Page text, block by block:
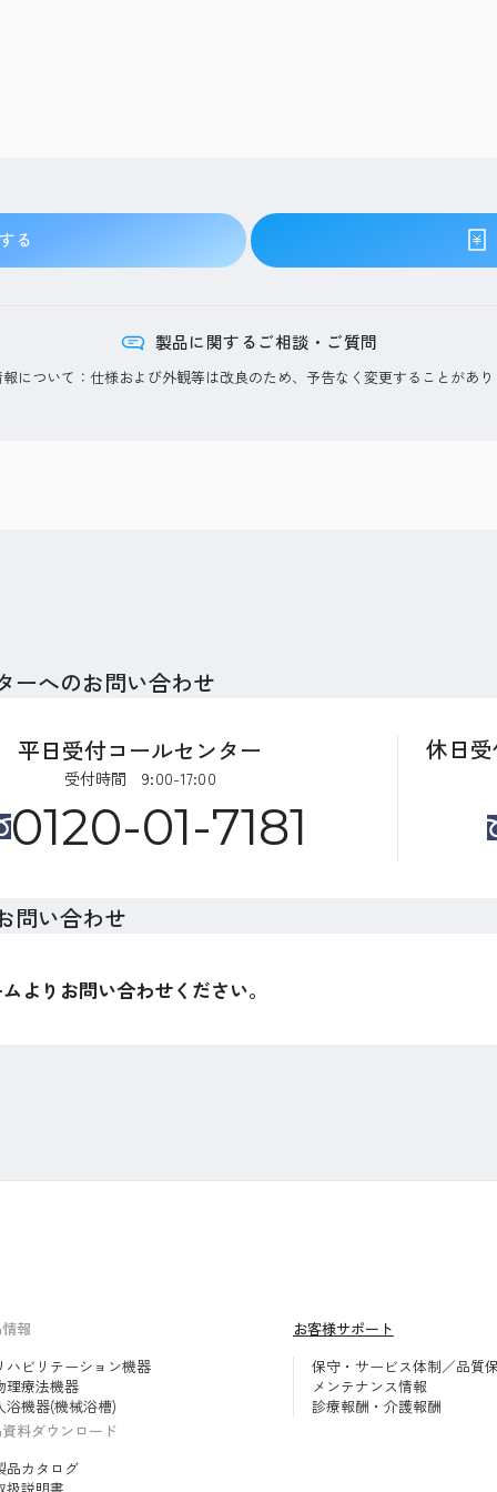
る
製品に関するご相談・ご質問
について：仕様および外観等は改良のため、予告なく変更することがあ
ーへのお問い合わせ
平日受付コールセンター
受付時間 9:00-17:00
0120-01-7181
休日
問い合わせ
よりお問い合わせください。
報
ハビリテーション機器
理療法機器
浴機器(機械浴槽)
料ダウンロード
品カタログ
お客様サポート
保守・サービス体制／品質
メンテナンス情報
診療報酬・介護報酬